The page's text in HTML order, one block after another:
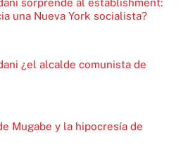
sorprende al establishment:
una Nueva York socialista?
¿el alcalde comunista de
Mugabe y la hipocresía de